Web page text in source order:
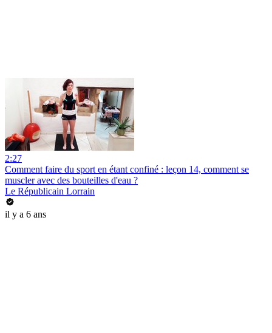
2:27
Comment faire du sport en étant confiné : leçon 14, comment se
muscler avec des bouteilles d'eau ?
Le Républicain Lorrain
il y a 6 ans